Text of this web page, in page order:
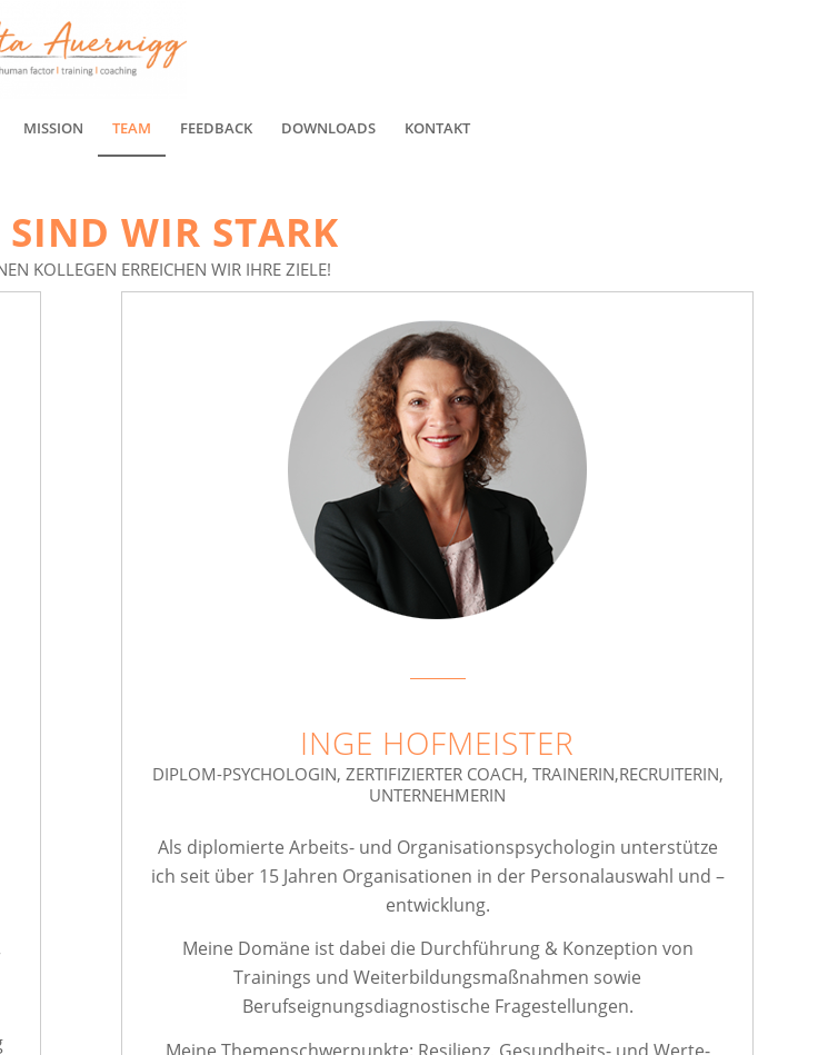
MISSION TEAM FEEDBACK DOWNLOADS KONTAKT
WIR STARK
KOLLEGEN ERREICHEN WIR IHRE ZIELE!
INGE HOFMEISTER
DIPLOM-PSYCHOLOGIN, ZERTIFIZIERTER COACH, TRAINERIN,RECRUITERIN,
UNTERNEHMERIN
Als diplomierte Arbeits- und Organisationspsychologin unterstütze
ich seit über 15 Jahren Organisationen in der Personalauswahl und –
entwicklung.
Meine Domäne ist dabei die Durchführung & Konzeption von
Trainings und Weiterbildungsmaßnahmen sowie
Berufseignungsdiagnostische Fragestellungen.